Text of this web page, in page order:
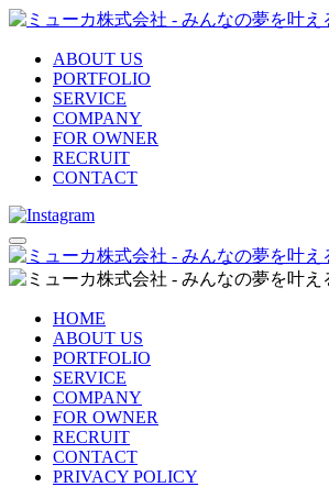
ABOUT US
PORTFOLIO
SERVICE
COMPANY
FOR OWNER
RECRUIT
CONTACT
HOME
ABOUT US
PORTFOLIO
SERVICE
COMPANY
FOR OWNER
RECRUIT
CONTACT
PRIVACY POLICY